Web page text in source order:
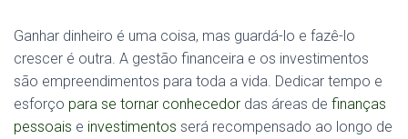
Ganhar dinheiro é uma coisa, mas guardá-lo e fazê-lo
crescer é outra. A gestão financeira e os investimentos
são empreendimentos para toda a vida. Dedicar tempo e
esforço para se tornar conhecedor das áreas de finanças
pessoais e investimentos será recompensado ao longo de